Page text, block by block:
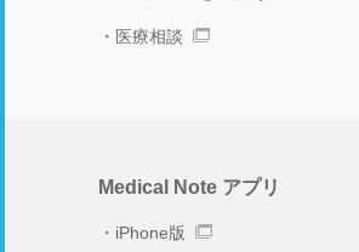
医療相談
Medical Note アプリ
iPhone版